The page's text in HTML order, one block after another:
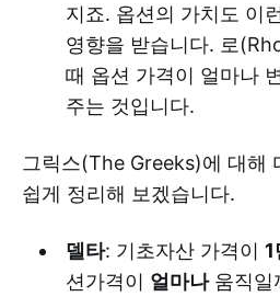
지죠. 옵션의 가치도 이
영향을 받습니다. 로
때 옵션 가격이 얼마나
주는 것입니다.
그릭스(The Greeks)에 대해
쉽게 정리해 보겠습니다.
델타: 기초자산 가격이 1
션가격이 얼마나움직일